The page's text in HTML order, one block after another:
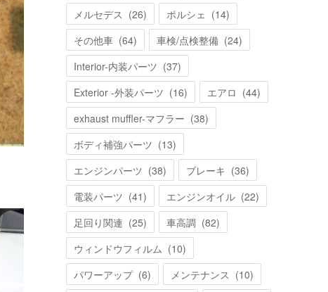
メルセデス (26) ポルシェ (14)
その他車 (64) 車検/点検整備 (24)
Interior-内装パーツ (37)
Exterior -外装パーツ (16) エアロ (44)
exhaust muffler-マフラー (38)
ボディ補強パーツ (13)
エンジンパーツ (38) ブレーキ (36)
電装パーツ (41) エンジンオイル (22)
足回り関連 (25) 車高調 (82)
ウィンドウフィルム (10)
パワーアップ (6) メンテナンス (10)